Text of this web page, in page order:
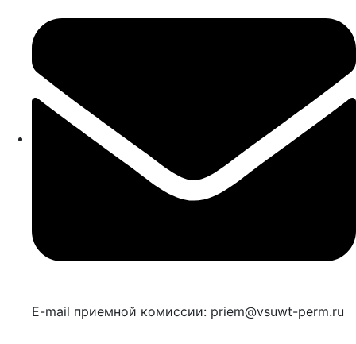
E-mail приемной комиссии: priem@vsuwt-perm.ru